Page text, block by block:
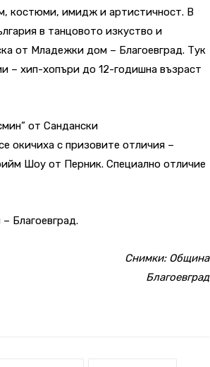
костюми, имидж и артистичност. В
в танцовото изкуство и
от Младежки дом – Благоевград. Тук
– хип-хопъри до 12-годишна възраст
от Сандански
окичиха с призовите отличия –
Шоу от Перник. Специално отличие
Благоевград.
Снимки: Община
Благоевград